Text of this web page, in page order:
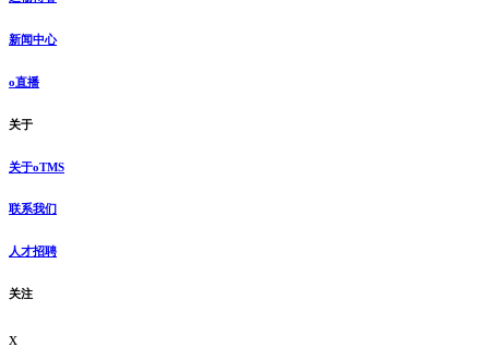
新闻中心
o直播
关于
关于oTMS
联系我们
人才招聘
关注
x